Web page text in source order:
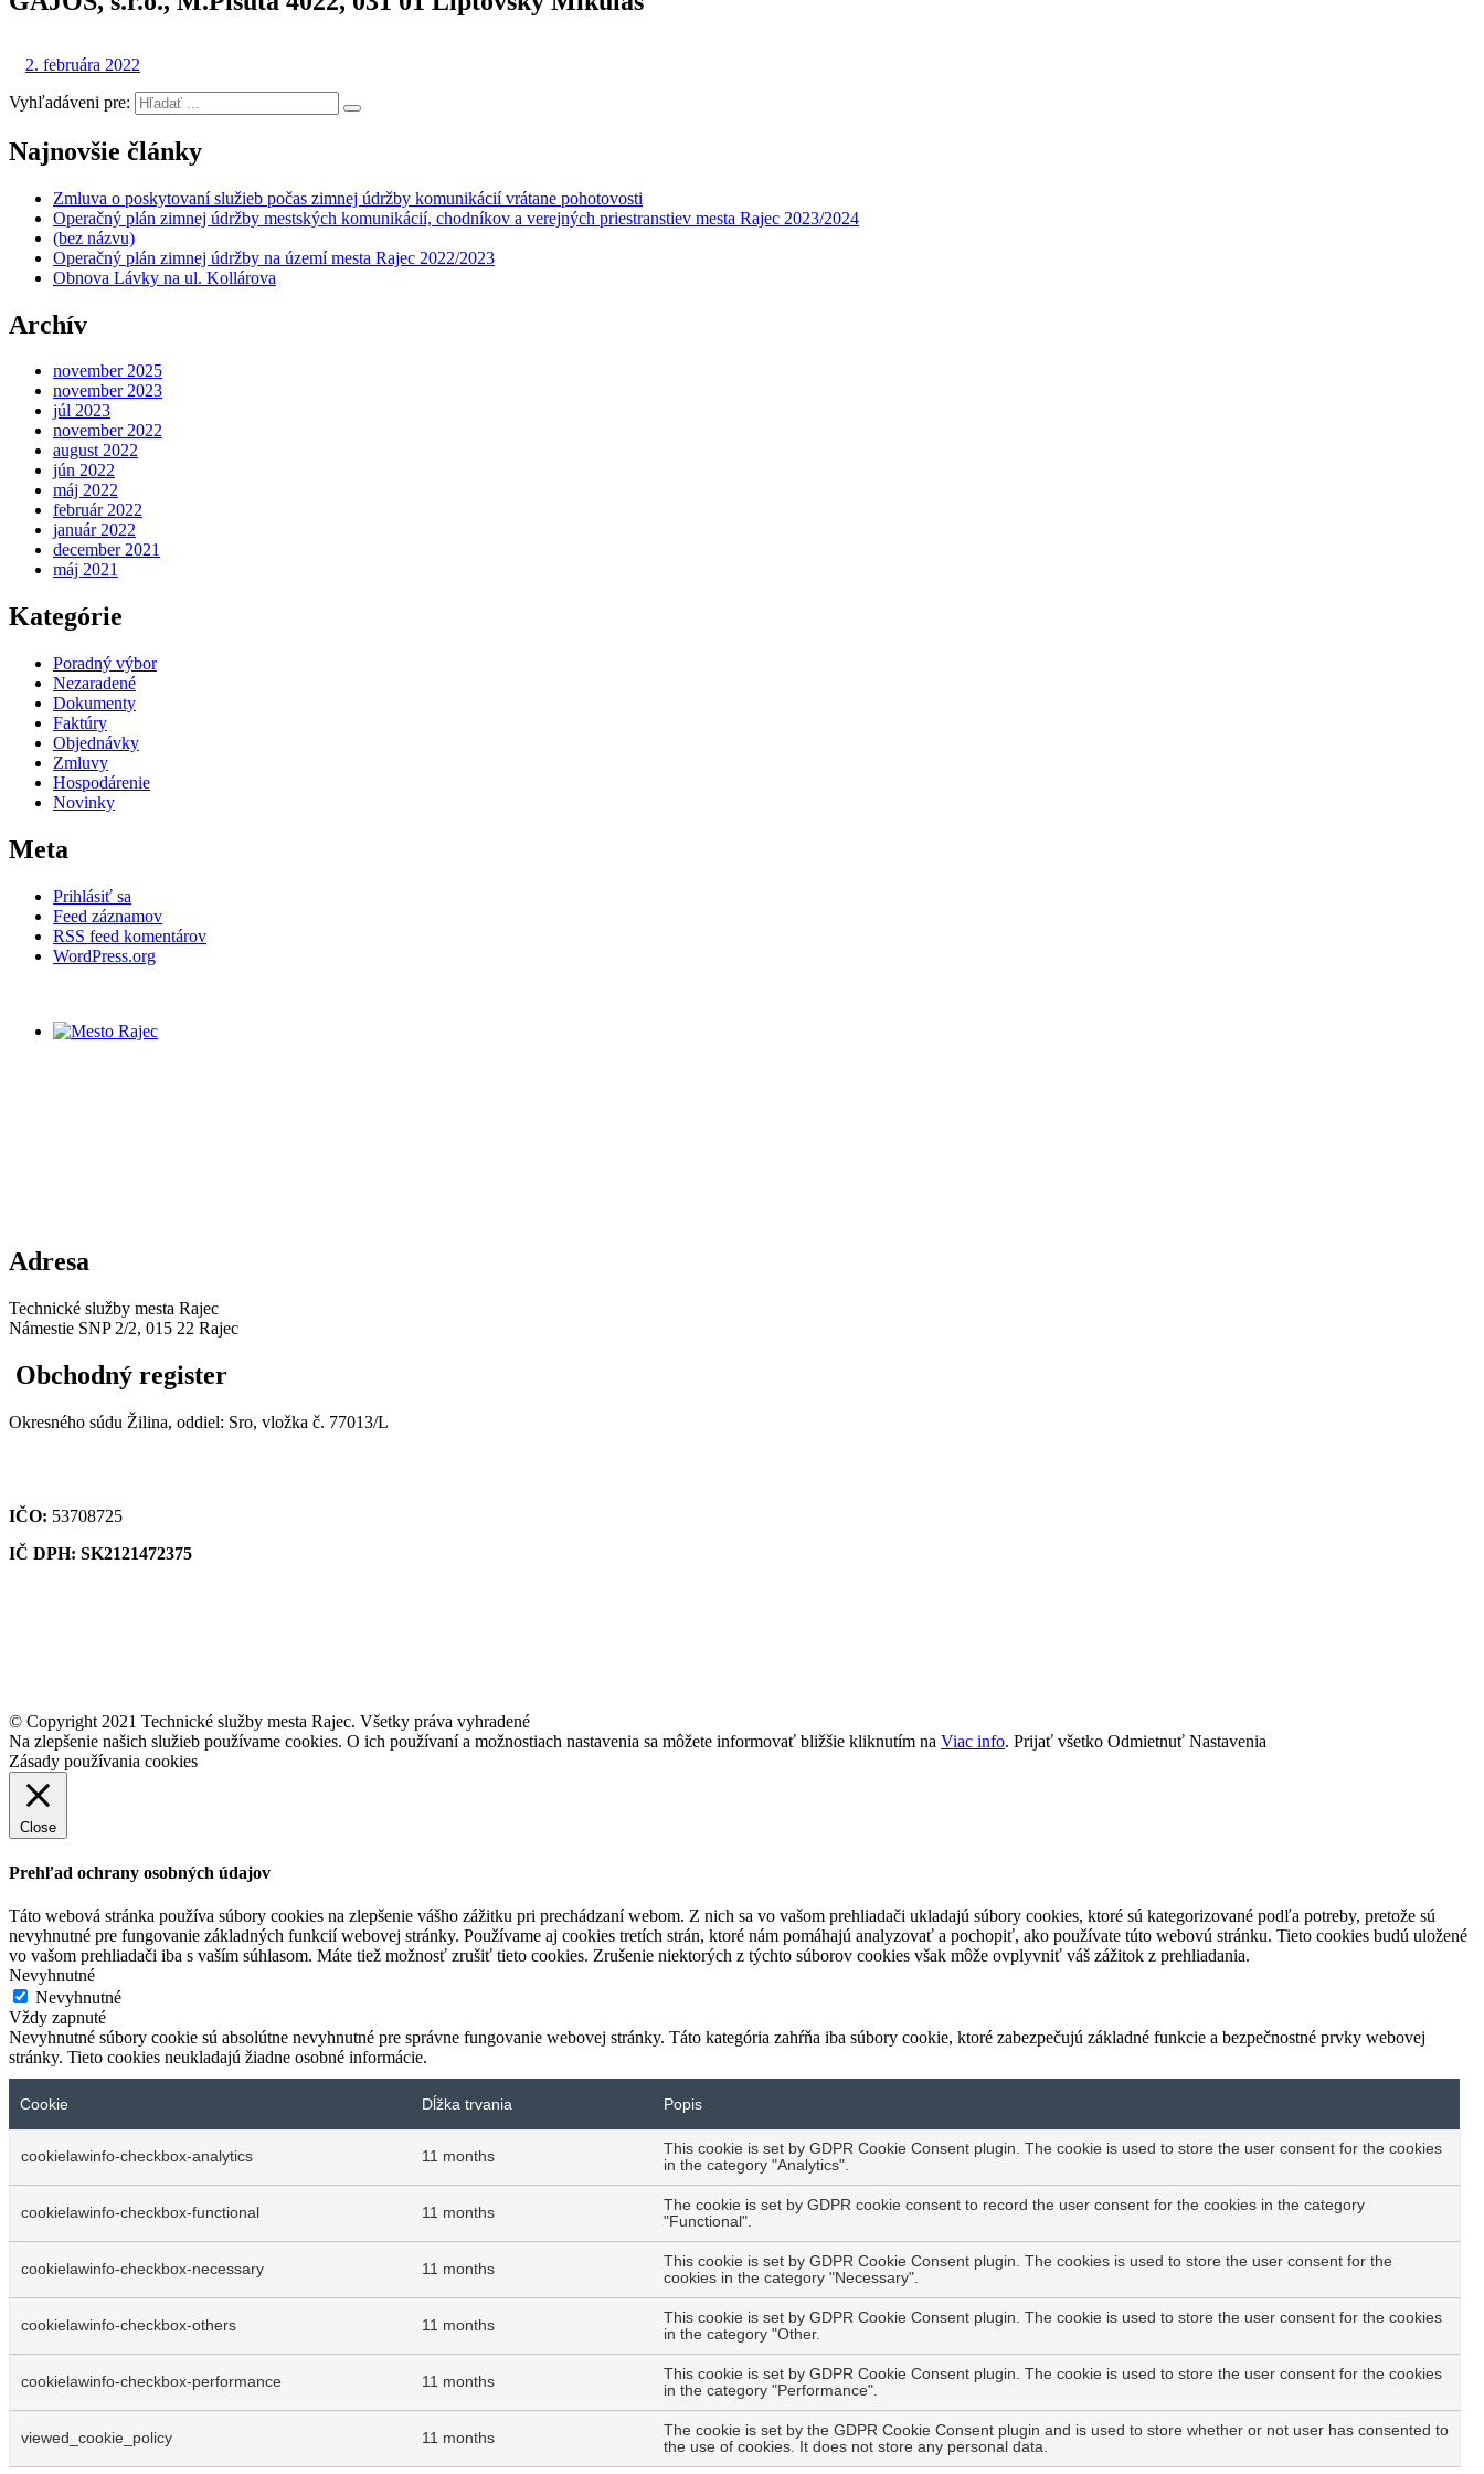
2. februára 2022
Vyhľadáveni pre:
Najnovšie články
Zmluva o poskytovaní služieb počas zimnej údržby komunikácií vrátane pohotovosti
Operačný plán zimnej údržby mestských komunikácií, chodníkov a verejných priestranstiev mesta Rajec 2023/2024
(bez názvu)
Operačný plán zimnej údržby na území mesta Rajec 2022/2023
Obnova Lávky na ul. Kollárova
Archív
november 2025
november 2023
júl 2023
november 2022
august 2022
jún 2022
máj 2022
február 2022
január 2022
december 2021
máj 2021
Kategórie
Poradný výbor
Nezaradené
Dokumenty
Faktúry
Objednávky
Zmluvy
Hospodárenie
Novinky
Meta
Prihlásiť sa
Feed záznamov
RSS feed komentárov
WordPress.org
Adresa
Technické služby mesta Rajec
Námestie SNP 2/2, 015 22 Rajec
Obchodný register
Okresného súdu Žilina, oddiel: Sro, vložka č. 77013/L
IČO: 53708725
IČ DPH: SK2121472375
© Copyright 2021 Technické služby mesta Rajec. Všetky práva vyhradené
Na zlepšenie našich služieb používame cookies. O ich používaní a možnostiach nastavenia sa môžete informovať bližšie kliknutím na Viac info. Prijať všetko Odmietnuť Nastavenia
Zásady používania cookies
Close
Prehľad ochrany osobných údajov
Táto webová stránka používa súbory cookies na zlepšenie vášho zážitku pri prechádzaní webom. Z nich sa vo vašom prehliadači ukladajú súbory cookies, ktoré sú kategorizované podľa potreby, pretože sú
nevyhnutné pre fungovanie základných funkcií webovej stránky. Používame aj cookies tretích strán, ktoré nám pomáhajú analyzovať a pochopiť, ako používate túto webovú stránku. Tieto cookies budú uložené
vo vašom prehliadači iba s vaším súhlasom. Máte tiež možnosť zrušiť tieto cookies. Zrušenie niektorých z týchto súborov cookies však môže ovplyvniť váš zážitok z prehliadania.
Nevyhnutné
Nevyhnutné
Vždy zapnuté
Nevyhnutné súbory cookie sú absolútne nevyhnutné pre správne fungovanie webovej stránky. Táto kategória zahŕňa iba súbory cookie, ktoré zabezpečujú základné funkcie a bezpečnostné prvky webovej
stránky. Tieto cookies neukladajú žiadne osobné informácie.
Cookie Dĺžka trvania Popis
cookielawinfo-checkbox-analytics 11 months
This cookie is set by GDPR Cookie Consent plugin. The cookie is used to store the user consent for the cookies
in the category "Analytics".
cookielawinfo-checkbox-functional 11 months
The cookie is set by GDPR cookie consent to record the user consent for the cookies in the category
"Functional".
cookielawinfo-checkbox-necessary 11 months
This cookie is set by GDPR Cookie Consent plugin. The cookies is used to store the user consent for the
cookies in the category "Necessary".
cookielawinfo-checkbox-others 11 months
This cookie is set by GDPR Cookie Consent plugin. The cookie is used to store the user consent for the cookies
in the category "Other.
cookielawinfo-checkbox-performance 11 months
This cookie is set by GDPR Cookie Consent plugin. The cookie is used to store the user consent for the cookies
in the category "Performance".
viewed_cookie_policy 11 months
The cookie is set by the GDPR Cookie Consent plugin and is used to store whether or not user has consented to
the use of cookies. It does not store any personal data.